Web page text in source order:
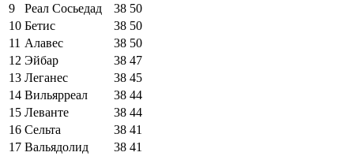
9
Реал Сосьедад 38 50
10 Бетис 38 50
11 Алавес 38 50
12 Эйбар 38 47
13 Леганес 38 45
14 Вильярреал 38 44
15 Леванте 38 44
16 Сельта 38 41
17 Вальядолид 38 41